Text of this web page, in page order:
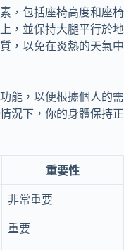
，包括座椅高度和座椅
，並保持大腿平行於地
，以免在炎熱的天氣中
能，以便根據個人的需
況下，你的身體保持正
重要性
非常重要
重要